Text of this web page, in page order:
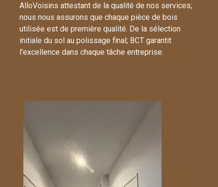
AlloVoisins attestant de la qualité de nos services;
nous nous assurons que chaque pièce de bois
utilisée est de première qualité. De la sélection
initiale du sol au polissage final; BCT garantit
l'excellence dans chaque tâche entreprise.